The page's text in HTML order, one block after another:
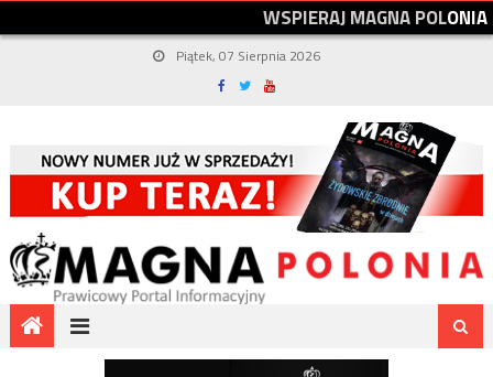
WSPIERAJMAGNAPOLONIA
Piątek, 07 Sierpnia 2026